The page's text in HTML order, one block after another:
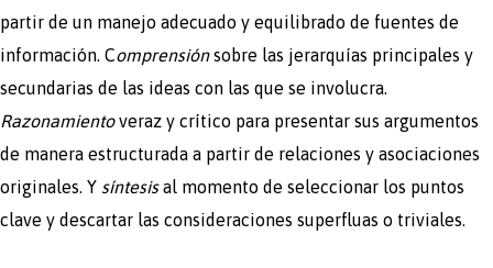
partir de un manejo adecuado y equilibrado de fuentes de
información. Comprensiónsobre las jerarquías principales y
secundarias de las ideas con las que se involucra.
Razonamientoveraz y crítico para presentar sus argumentos
de manera estructurada a partir de relaciones y asociaciones
originales. Y síntesisal momento de seleccionar los puntos
clave y descartar las consideraciones superfluas o triviales.